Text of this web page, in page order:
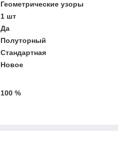
Геометрические узоры
1 шт
Да
Полуторный
Стандартная
Новое
100 %